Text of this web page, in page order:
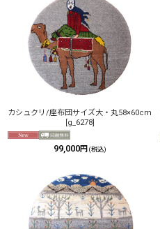
カシュクリ/座布団サイズ大・丸58×60cm
g_6278]
99,000円 (税込)